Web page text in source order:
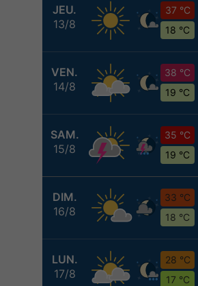
JEU.
13/8
37 °C
18 °C
VEN.
14/8
38 °C
19 °C
SAM.
15/8
35 °C
19 °C
DIM.
16/8
33 °C
18 °C
LUN.
17/8
28 °C
17 °C